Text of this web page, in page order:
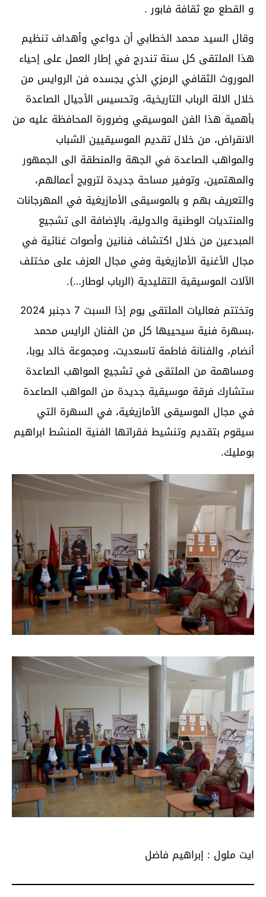
و القطع مع ثقافة فابور .
وقال السيد محمد الخطابي أن دواعي وأهداف تنظيم
هذا الملتقى كل سنة تندرج في إطار العمل على إحياء
الموروث الثقافي الرمزي الذي يجسده فن الروايس من
خلال الالة الرباب التاريخية، وتحسيس الأجيال الصاعدة
بأهمية هذا الفن الموسيقي وضرورة المحافظة عليه من
الانقراض، من خلال تقديم الموسيقيين الشباب
والمواهب الصاعدة في الجهة والمنطقة الى الجمهور
والمهتمين، وتوفير مساحة جديدة لترويج أعمالهم،
والتعريف بهم و بالموسيقى الأمازيغية في المهرجانات
والمنتديات الوطنية والدولية، بالإضافة الى تشجيع
المبدعين من خلال اكتشاف فنانين وأصوات غنائية في
مجال الأغنية الأمازيغية وفي مجال العزف على مختلف
الآلات الموسيقية التقليدية (الرباب لوطار…).
وتختتم فعاليات الملتقى يوم إذا السبت 7 دجنبر 2024
،بسهرة فنية سيحييها كل من الفنان الرايس محمد
أنضام، والفنانة فاطمة تاسعديت، ومجموعة خالد يوبا،
ومساهمة من الملتقى في تشجيع المواهب الصاعدة
ستشارك فرقة موسيقية جديدة من المواهب الصاعدة
في مجال الموسيقى الأمازيغية، في السهرة التي
سيقوم بتقديم وتنشيط فقراتها الفنية المنشط ابراهيم
بومليك.
ايت ملول : إبراهيم فاضل